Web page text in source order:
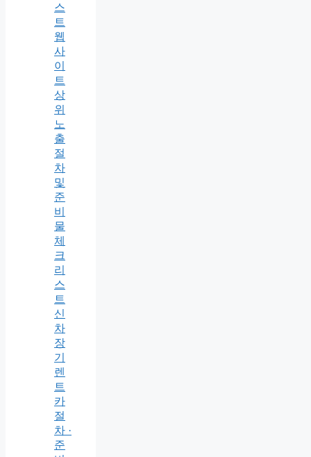
스
트
웹
사
이
트
상
위
노
출
절
차
및
준
비
물
체
크
리
스
트
신
차
장
기
렌
트
카
절
차 ·
준